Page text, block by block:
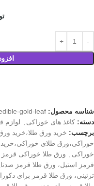
شناسه محصول: gold-leaf
دسته: کاغذ های خوراکی لوازم
برچسب: خرید ورق طلا،خرید
خوراکی،ورق طلای
خوراکی
ورق طلا خوراکی قرمز
قرمز استیل، ورق طلا قرمز
تزئینی، ورق طلا قرمز برای